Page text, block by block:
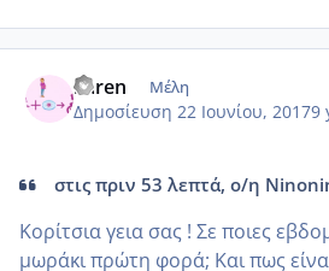
karen Μέλη
Δημοσίευση 22 Ιουνίου, 20179
στις πριν 53 λεπτά, ο/η
Κορίτσια γεια σας ! Σε ποιες
μωράκι πρώτη φορά; Και πως